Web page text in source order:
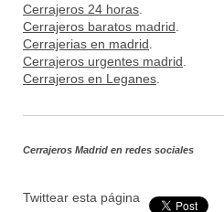
Cerrajeros 24 horas
Cerrajeros baratos madrid
Cerrajerias en madrid
Cerrajeros urgentes madrid
Cerrajeros en Leganes
Cerrajeros Madrid en redes sociales
Twittear esta página